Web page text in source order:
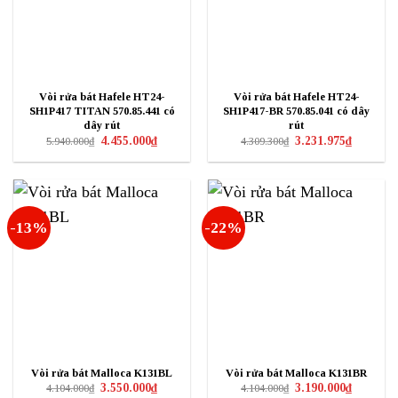
Vòi rửa bát Hafele HT24-
SH1P417 TITAN 570.85.441 có
dây rút
5.940.000₫ Giá
là:
4.455.000₫Giá
hiện
tại
Vòi rửa bát Hafele HT24-
SH1P417-BR 570.85.041 có dây
rút
4.309.300₫ Giá
là:
3.231.975₫Giá
hiện
tại
-13%
Vòi rửa bát Malloca K131BL
4.104.000₫ Giá
3.550.000₫Giá
-22%
Vòi rửa bát Malloca K131BR
4.104.000₫ Giá
3.190.000₫Giá